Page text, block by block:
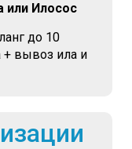
или Илосос
до 10
+ вывоз ила и